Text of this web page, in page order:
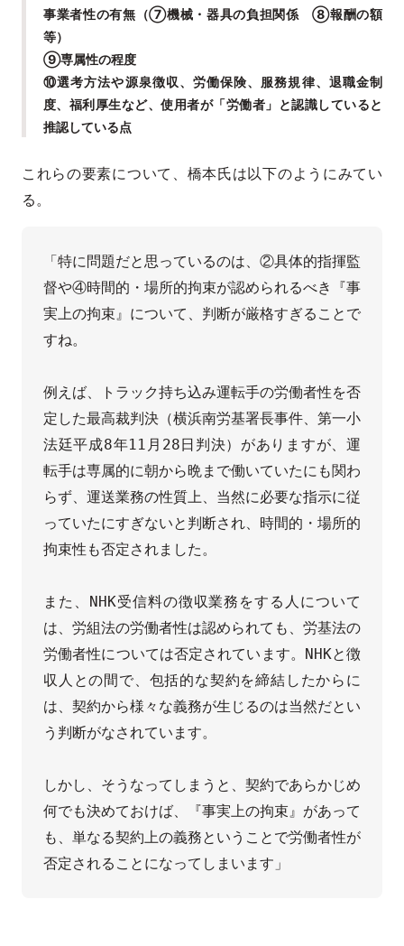
事業者性の有無（⑦機械・器具の負担関係 ⑧報酬の額
等）
⑨専属性の程度
⑩選考方法や源泉徴収、労働保険、服務規律、退職金制
度、福利厚生など、使用者が「労働者」と認識していると
推認している点
これらの要素について、橋本氏は以下のようにみてい
る。
「特に問題だと思っているのは、②具体的指揮監
督や④時間的・場所的拘束が認められるべき『事
実上の拘束』について、判断が厳格すぎることで
すね。
例えば、トラック持ち込み運転手の労働者性を否
定した最高裁判決（横浜南労基署長事件、第一小
法廷平成8年11月28日判決）がありますが、運
転手は専属的に朝から晩まで働いていたにも関わ
らず、運送業務の性質上、当然に必要な指示に従
っていたにすぎないと判断され、時間的・場所的
拘束性も否定されました。
また、NHK受信料の徴収業務をする人について
は、労組法の労働者性は認められても、労基法の
労働者性については否定されています。NHKと徴
収人との間で、包括的な契約を締結したからに
は、契約から様々な義務が生じるのは当然だとい
う判断がなされています。
しかし、そうなってしまうと、契約であらかじめ
何でも決めておけば、『事実上の拘束』があって
も、単なる契約上の義務ということで労働者性が
否定されることになってしまいます」